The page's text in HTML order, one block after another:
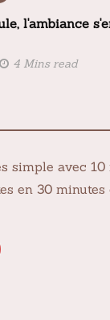
l'ambiance
4 Mins read
simple avec
en 30